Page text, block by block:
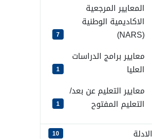
المعايير المرجعية
الاكاديمية الوطنية
(NARS)
7
معايير برامج الدراسات
العليا
1
معايير التعليم عن بعد/
التعليم المفتوح
1
الادلة 10